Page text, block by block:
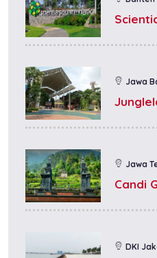
Jawa
Jawa
Candi
DKI